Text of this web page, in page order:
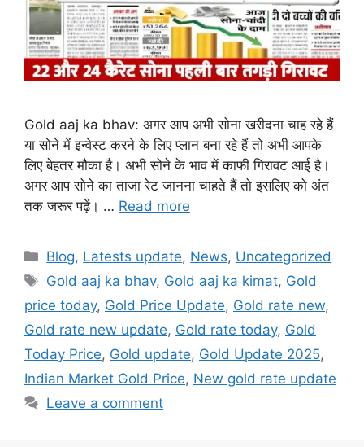
Gold aaj ka bhav: अगर आप अभी सोना खरीदना चाह रहे हैं
या सोने में इन्वेस्ट करने के लिए प्लान बना रहे हैं तो अभी आपके
लिए बेहतर मौका है। अभी सोने के भाव में काफी गिरावट आई है।
अगर आप सोने का ताजा रेट जानना चाहते हैं तो इसलिए को अंत
तक जरूर पढ़ें। … Read more
Categories
Blog, Latests update, News, Uncategorized
Tags
Gold aaj ka bhav, Gold aaj ka kimat, Gold
price today, Gold Price Update, Gold rate new,
Gold rate new update, Gold rate today, Gold
Today Price, Gold update, Gold Update 2025,
Indian Market Gold Price, New gold rate update
Leave a comment